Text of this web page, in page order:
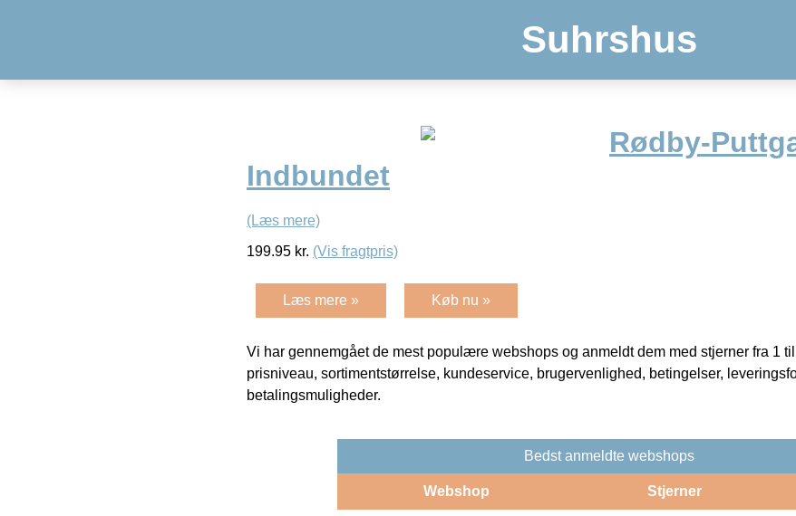
Suhrshus
Rødby-
Indbundet
(Læs mere)
199.95 kr. (Vis fragtpris)
Læs mere » Køb nu »
Vi har gennemgået de mest populære webshops og anmeldt dem med stjerner fra 1
prisniveau, sortimentstørrelse, kundeservice, brugervenlighed, betingelser,
betalingsmuligheder.
Bedst anmeldte webshops
Webshop Stjerner